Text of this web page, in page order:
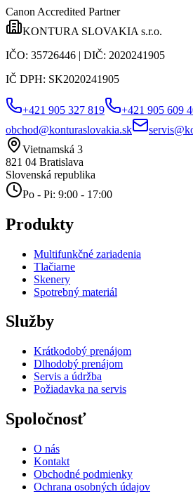
Canon Accredited Partner
KONTURA SLOVAKIA s.r.o.
IČO: 35726446 | DIČ: 2020241905
IČ DPH: SK2020241905
+421 905 327 819
+421 905 609
obchod@konturaslovakia.sk
Vietnamská 3
821 04 Bratislava
Slovenská republika
Po - Pi: 9:00 - 17:00
Produkty
Multifunkčné zariadenia
Tlačiarne
Skenery
Spotrebný materiál
Služby
Krátkodobý prenájom
Dlhodobý prenájom
Servis a údržba
Požiadavka na servis
Spoločnosť
O nás
Kontakt
Obchodné podmienky
Ochrana osobných údajov